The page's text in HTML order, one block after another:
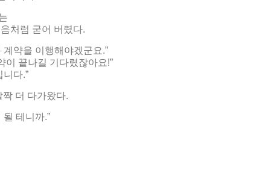
처럼 굳어 버렸다.
약을 이행해야겠군요.”
끝나길 기다렸잖아요!”
다.”
더 다가왔다.
테니까.”